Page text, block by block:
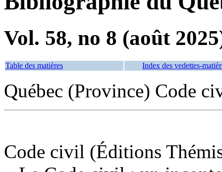
Vol. 58, no 8 (août
Table des matières Index des vedettes-
Québec (Province) Code
Code civil (Éditions